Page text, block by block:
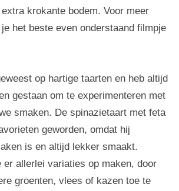
krokante bodem. Voor meer
het beste even onderstaand filmpje
op hartige taarten en heb altijd
gestaan om te experimenteren met
smaken. De spinazietaart met feta
geworden, omdat hij
is en altijd lekker smaakt.
er allerlei variaties op maken, door
groenten, vlees of kazen toe te